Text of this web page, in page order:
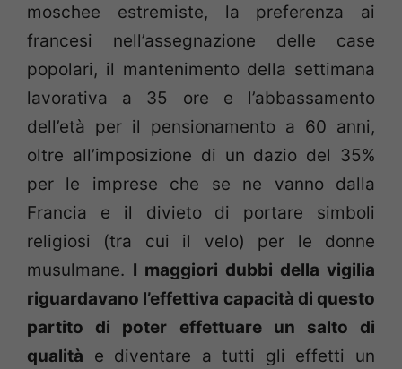
moschee estremiste, la preferenza ai
francesi nell’assegnazione delle case
popolari, il mantenimento della settimana
lavorativa a 35 ore e l’abbassamento
dell’età per il pensionamento a 60 anni,
oltre all’imposizione di un dazio del 35%
per le imprese che se ne vanno dalla
Francia e il divieto di portare simboli
religiosi (tra cui il velo) per le donne
musulmane. I maggiori dubbi della vigilia
riguardavano l’effettiva capacità di questo
partito di poter effettuare un salto di
qualità e diventare a tutti gli effetti un